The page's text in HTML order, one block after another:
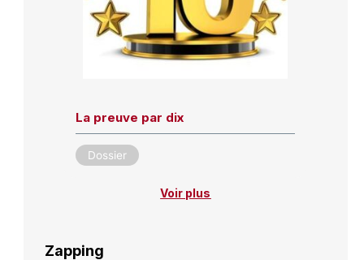
La preuve par dix
Dossier
Voir plus
Zapping